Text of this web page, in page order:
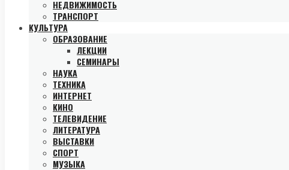
НЕДВИЖИМОСТЬ
ТРАНСПОРТ
КУЛЬТУРА
ОБРАЗОВАНИЕ
ЛЕКЦИИ
СЕМИНАРЫ
НАУКА
ТЕХНИКА
ИНТЕРНЕТ
КИНО
ТЕЛЕВИДЕНИЕ
ЛИТЕРАТУРА
ВЫСТАВКИ
СПОРТ
МУЗЫКА